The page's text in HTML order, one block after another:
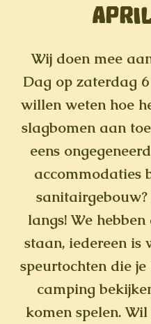
Wij doen mee
Dag op zaterdag
willen weten hoe
slagbomen aan
eens
accommodaties
langs! We
staan, iedereen is
speurtochten die
camping
komen spelen.